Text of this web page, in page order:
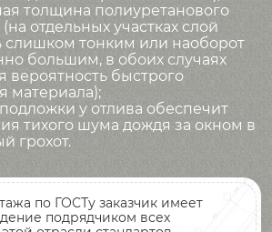
толщина полиуретанового
отдельных участках слой
слишком тонким или наоборот
большим, в обоих случаях
вероятность быстрого
материала);
у отлива обеспечит
тихого шума дождя за окном в
грохот.
по ГОСТу заказчик имеет
подрядчиком всех